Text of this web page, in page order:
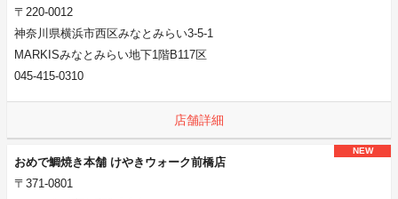
〒220-0012
神奈川県横浜市西区みなとみらい3-5-1
MARKISみなとみらい地下1階B117区
045-415-0310
店舗詳細
NEW
おめで鯛焼き本舗 けやきウォーク前橋店
〒371-0801